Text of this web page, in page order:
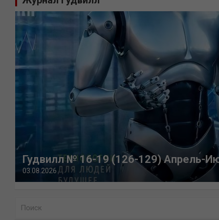
Гудвилл № 16-19 (126-129) Апрель-
03.08.2026